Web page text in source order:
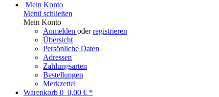
Mein Konto
Menü schließen
Mein Konto
Anmelden oderregistrieren
Übersicht
Persönliche Daten
Adressen
Zahlungsarten
Bestellungen
Merkzettel
Warenkorb 0 0,00 € *